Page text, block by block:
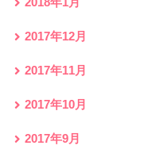
2018年1月
2017年12月
2017年11月
2017年10月
2017年9月